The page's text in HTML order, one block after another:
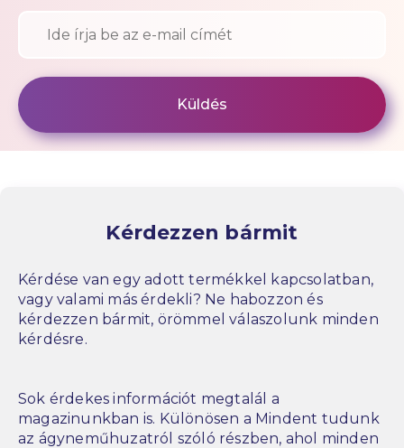
Kérdezzen bármit
Kérdése van egy adott termékkel kapcsolatban,
vagy valami más érdekli? Ne habozzon és
kérdezzen bármit, örömmel válaszolunk minden
kérdésre.
Sok érdekes információt megtalál a
magazinunkban is. Különösen a Mindent tudunk
az ágyneműhuzatról szóló részben, ahol minden